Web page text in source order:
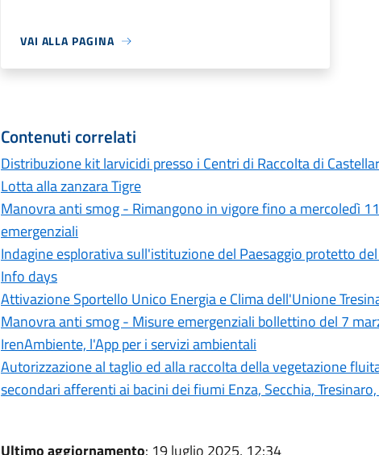
VAI ALLA PAGINA
Contenuti correlati
Distribuzione kit larvicidi presso i Centri di Raccolta di
Lotta alla zanzara Tigre
Manovra anti smog - Rimangono in vigore fino a mercoledì
emergenziali
Indagine esplorativa sull'istituzione del Paesaggio protetto
Info days
Attivazione Sportello Unico Energia e Clima dell'Unione
Manovra anti smog - Misure emergenziali bollettino del 7
IrenAmbiente, l'App per i servizi ambientali
Autorizzazione al taglio ed alla raccolta della vegetazione
secondari afferenti ai bacini dei fiumi Enza, Secchia,
Ultimo aggiornamento: 19 luglio 2025, 12:34